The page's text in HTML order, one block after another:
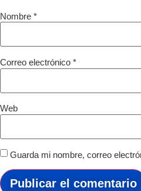
Nombre *
Correo electrónico *
Web
Guarda mi nombre, correo